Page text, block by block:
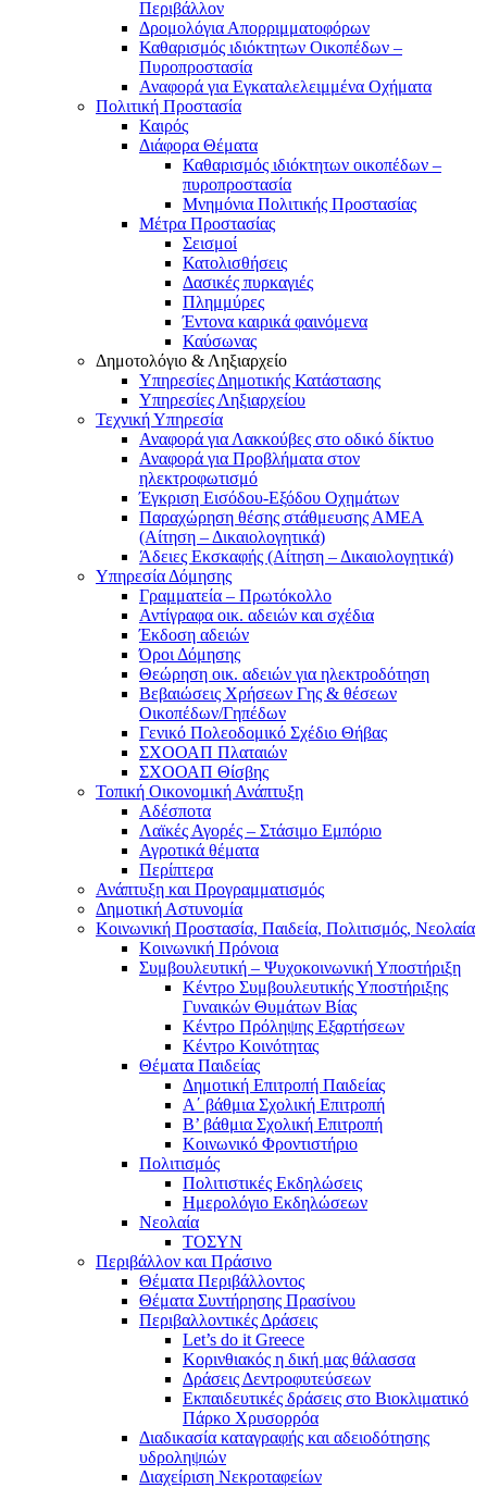
Περιβάλλον
Δρομολόγια Απορριμματοφόρων
Καθαρισμός ιδιόκτητων Οικοπέδων –
Πυροπροστασία
Αναφορά για Εγκαταλελειμμένα Οχήματα
Πολιτική Προστασία
Καιρός
Διάφορα Θέματα
Καθαρισμός ιδιόκτητων οικοπέδων –
πυροπροστασία
Μνημόνια Πολιτικής Προστασίας
Μέτρα Προστασίας
Σεισμοί
Κατολισθήσεις
Δασικές πυρκαγιές
Πλημμύρες
Έντονα καιρικά φαινόμενα
Καύσωνας
Δημοτολόγιο & Ληξιαρχείο
Υπηρεσίες Δημοτικής Κατάστασης
Υπηρεσίες Ληξιαρχείου
Τεχνική Υπηρεσία
Αναφορά για Λακκούβες στο οδικό δίκτυο
Αναφορά για Προβλήματα στον
ηλεκτροφωτισμό
Έγκριση Εισόδου-Εξόδου Οχημάτων
Παραχώρηση θέσης στάθμευσης ΑΜΕΑ
(Αίτηση – Δικαιολογητικά)
Άδειες Εκσκαφής (Αίτηση – Δικαιολογητικά)
Υπηρεσία Δόμησης
Γραμματεία – Πρωτόκολλο
Αντίγραφα οικ. αδειών και σχέδια
Έκδοση αδειών
Όροι Δόμησης
Θεώρηση οικ. αδειών για ηλεκτροδότηση
Βεβαιώσεις Χρήσεων Γης & θέσεων
Οικοπέδων/Γηπέδων
Γενικό Πολεοδομικό Σχέδιο Θήβας
ΣΧΟΟΑΠ Πλαταιών
ΣΧΟΟΑΠ Θίσβης
Τοπική Οικονομική Ανάπτυξη
Αδέσποτα
Λαϊκές Αγορές – Στάσιμο Εμπόριο
Αγροτικά θέματα
Περίπτερα
Ανάπτυξη και Προγραμματισμός
Δημοτική Αστυνομία
Κοινωνική Προστασία, Παιδεία, Πολιτισμός, Νεολαία
Κοινωνική Πρόνοια
Συμβουλευτική – Ψυχοκοινωνική Υποστήριξη
Κέντρο Συμβουλευτικής Υποστήριξης
Γυναικών Θυμάτων Βίας
Κέντρο Πρόληψης Εξαρτήσεων
Κέντρο Κοινότητας
Θέματα Παιδείας
Δημοτική Επιτροπή Παιδείας
Α΄ βάθμια Σχολική Επιτροπή
B’ βάθμια Σχολική Επιτροπή
Κοινωνικό Φροντιστήριο
Πολιτισμός
Πολιτιστικές Εκδηλώσεις
Ημερολόγιο Εκδηλώσεων
Νεολαία
ΤΟΣΥΝ
Περιβάλλον και Πράσινο
Θέματα Περιβάλλοντος
Θέματα Συντήρησης Πρασίνου
Περιβαλλοντικές Δράσεις
Let’s do it Greece
Kορινθιακός η δική μας θάλασσα
Δράσεις Δεντροφυτεύσεων
Εκπαιδευτικές δράσεις στο Βιοκλιματικό
Πάρκο Χρυσορρόα
Διαδικασία καταγραφής και αδειοδότησης
υδροληψιών
Διαχείριση Νεκροταφείων